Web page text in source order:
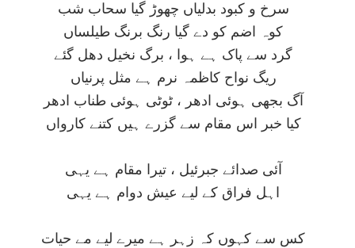
سرخ و کبود بدلياں چھوڑ گيا سحاب شب
کوہ اضم کو دے گيا رنگ برنگ طيلساں
گرد سے پاک ہے ہوا ، برگ نخيل دھل گئے
ريگ نواح کاظمہ نرم ہے مثل پرنياں
آگ بجھی ہوئی ادھر ، ٹوٹی ہوئی طناب ادھر
کيا خبر اس مقام سے گزرے ہيں کتنے کارواں
آئی صدائے جبرئيل ، تيرا مقام ہے يہی
اہل فراق کے ليے عيش دوام ہے يہی
کس سے کہوں کہ زہر ہے ميرے ليے مے حيات